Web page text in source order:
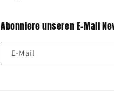
Abonniere unseren E-Mail
E-Mail